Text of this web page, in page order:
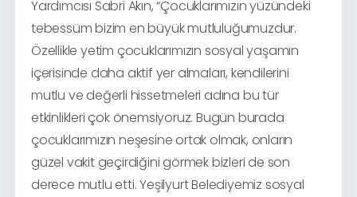
Yardımcısı Sabri Akın, “Çocuklarımızın yüzündeki
tebessüm bizim en büyük mutluluğumuzdur.
Özellikle yetim çocuklarımızın sosyal yaşamın
içerisinde daha aktif yer almaları, kendilerini
mutlu ve değerli hissetmeleri adına bu tür
etkinlikleri çok önemsiyoruz. Bugün burada
çocuklarımızın neşesine ortak olmak, onların
güzel vakit geçirdiğini görmek bizleri de son
derece mutlu etti. Yeşilyurt Belediyemiz sosyal